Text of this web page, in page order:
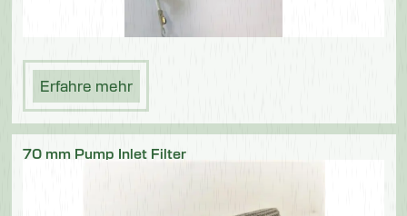
Erfahre mehr
70 mm Pump Inlet Filter